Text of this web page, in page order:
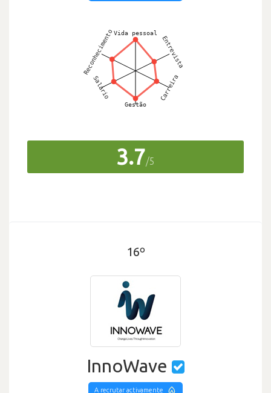
3.7/5
16º
InnoWave
A recrutar activamente